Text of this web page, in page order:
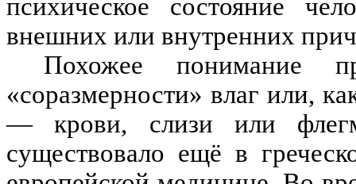
психическое состояние
внешних или внутренних
Похожее понимание
«соразмерности» влаг или,
— крови, слизи или
существовало ещё в